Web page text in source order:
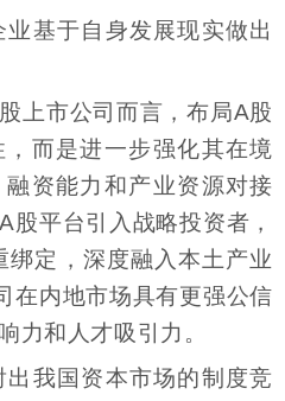
业基于自身发展现实做出
上市公司而言，布局A股
而是进一步强化其在境
资能力和产业资源对接
平台引入战略投资者，
绑定，深度融入本土产业
在内地市场具有更强公信
力和人才吸引力。
出我国资本市场的制度竞